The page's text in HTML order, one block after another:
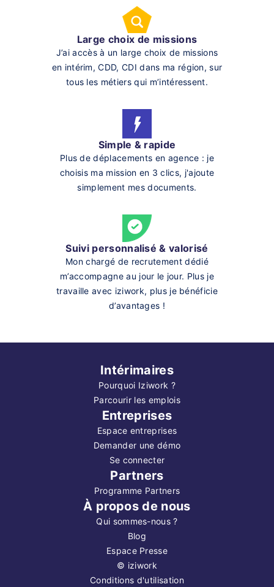
Large choix de missions
J’ai accès à un large choix de missions
en intérim, CDD, CDI dans ma région, sur
tous les métiers qui m’intéressent.
Simple & rapide
Plus de déplacements en agence : je
choisis ma mission en 3 clics, j'ajoute
simplement mes documents.
Suivi personnalisé & valorisé
Mon chargé de recrutement dédié
m’accompagne au jour le jour. Plus je
travaille avec iziwork, plus je bénéficie
d’avantages !
Intérimaires
Pourquoi Iziwork ?
Parcourir les emplois
Entreprises
Espace entreprises
Demander une démo
Se connecter
Partners
Programme Partners
À propos de nous
Qui sommes-nous ?
Blog
Espace Presse
© iziwork
Conditions d'utilisation